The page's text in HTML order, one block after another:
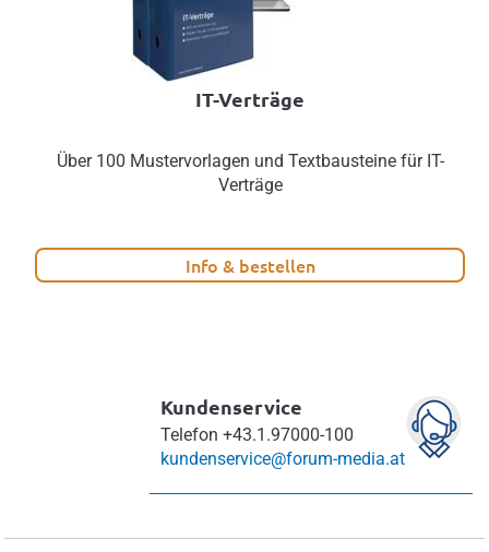
IT-Verträge
Über 100 Mustervorlagen und Textbausteine für IT-
Verträge
Info & bestellen
Kundenservice
Telefon +43.1.97000-100
kundenservice@forum-media.at